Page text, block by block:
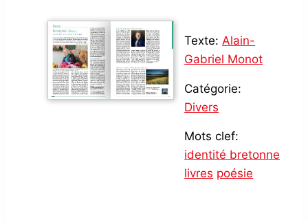
Texte: Alain-
Gabriel Monot
Catégorie:
Divers
Mots clef:
identité bretonne
livres poésie